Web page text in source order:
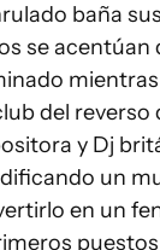
baña
se acentúan
del reverso
y Dj
un
en un